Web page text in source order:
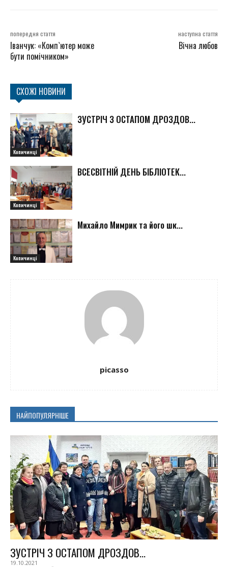
попередня стаття
Іванчук: «Комп`ютер може
бути помічником»
наступна стаття
Вічна любов
СХОЖІ НОВИНИ
Копичинці
ЗУСТРІЧ З ОСТАПОМ ДРОЗДОВ...
Копичинці
ВСЕСВІТНІЙ ДЕНЬ БІБЛІОТЕК...
Копичинці
Михайло Мимрик та його шк...
picasso
НАЙПОПУЛЯРНІШЕ
ЗУСТРІЧ З ОСТАПОМ ДРОЗДОВ...
19.10.2021